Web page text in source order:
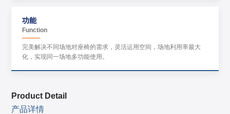
功能
Function
完美解决不同场地对座椅的需求，灵活运用空间，场地利用率最大
化，实现同一场地多功能使用。
Product Detail
产品详情